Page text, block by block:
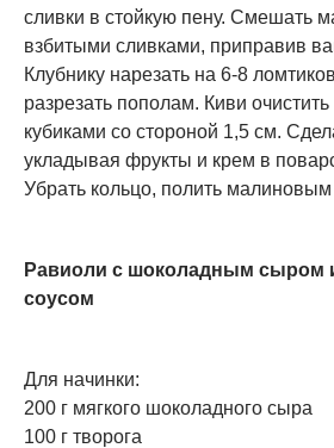
сливки в стойкую пену. Смешать
взбитыми сливками, приправив
Клубнику нарезать на 6-8
разрезать пополам. Киви очистить
кубиками со стороной 1,5 см.
укладывая фрукты и крем в
Убрать кольцо, полить
Равиоли c шоколадным сыром
соусом
Для начинки:
200 г мягкого шоколадного сыра
100 г творога